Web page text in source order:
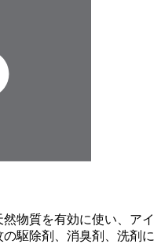
物質を有効に使い、アイ
駆除剤、消臭剤、洗剤に